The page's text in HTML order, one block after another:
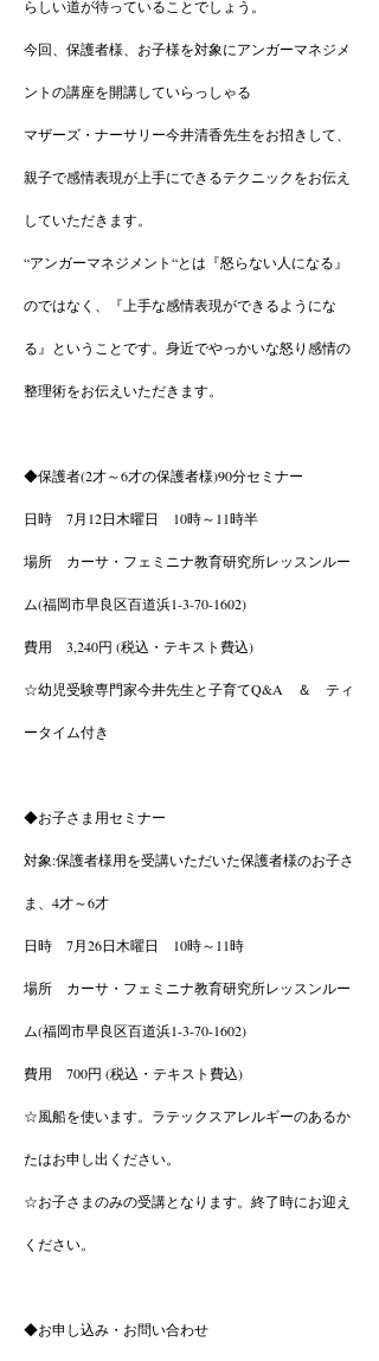
らしい道が待っていることでしょう。
今回、保護者様、お子様を対象にアンガーマネジメ
ントの講座を開講していらっしゃる
マザーズ・ナーサリー今井清香先生をお招きして、
親子で感情表現が上手にできるテクニックをお伝え
していただきます。
“アンガーマネジメント“とは『怒らない人になる』
のではなく、『上手な感情表現ができるようにな
る』ということです。身近でやっかいな怒り感情の
整理術をお伝えいただきます。
◆保護者(2才～6才の保護者様)90分セミナー
日時 7月12日木曜日 10時～11時半
場所 カーサ・フェミニナ教育研究所レッスンルー
ム(福岡市早良区百道浜1-3-70-1602)
費用 3,240円 (税込・テキスト費込)
☆幼児受験専門家今井先生と子育てQ&A ＆ ティ
ータイム付き
◆お子さま用セミナー
対象:保護者様用を受講いただいた保護者様のお子さ
ま、4才～6才
日時 7月26日木曜日 10時～11時
場所 カーサ・フェミニナ教育研究所レッスンルー
ム(福岡市早良区百道浜1-3-70-1602)
費用 700円 (税込・テキスト費込)
☆風船を使います。ラテックスアレルギーのあるか
たはお申し出ください。
☆お子さまのみの受講となります。終了時にお迎え
ください。
◆お申し込み・お問い合わせ